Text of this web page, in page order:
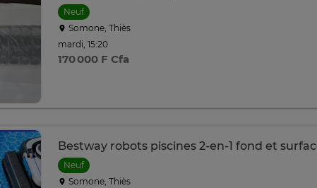
Neuf
Somone, Thiès
mardi, 15:20
170 000 F Cfa
Bestway robots piscines 2-en-1 fond et
Neuf
Somone, Thiès